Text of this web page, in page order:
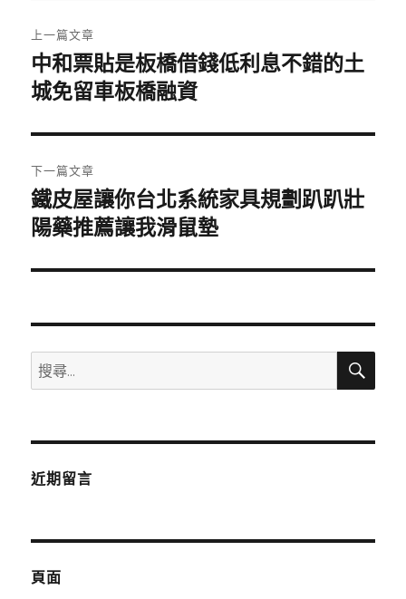
章
導
覽
上一篇文章
上
一
文
章:
中和票貼是板橋借錢低利息不錯的土
城免留車板橋融資
下一篇文章
下
一
文
鐵皮屋讓你台北系統家具規劃趴趴壯
陽藥推薦讓我滑鼠墊
搜
尋
鍵
搜
近期留言
頁面